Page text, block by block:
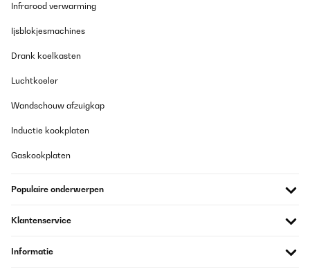
Infrarood verwarming
Ijsblokjesmachines
Drank koelkasten
Luchtkoeler
Wandschouw afzuigkap
Inductie kookplaten
Gaskookplaten
Populaire onderwerpen
Klantenservice
Informatie